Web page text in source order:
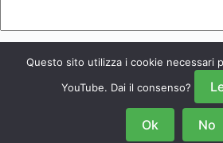
Invia commento
Questo sito utilizza i cookie necessari
YouTube. Dai il consenso?
Ok No